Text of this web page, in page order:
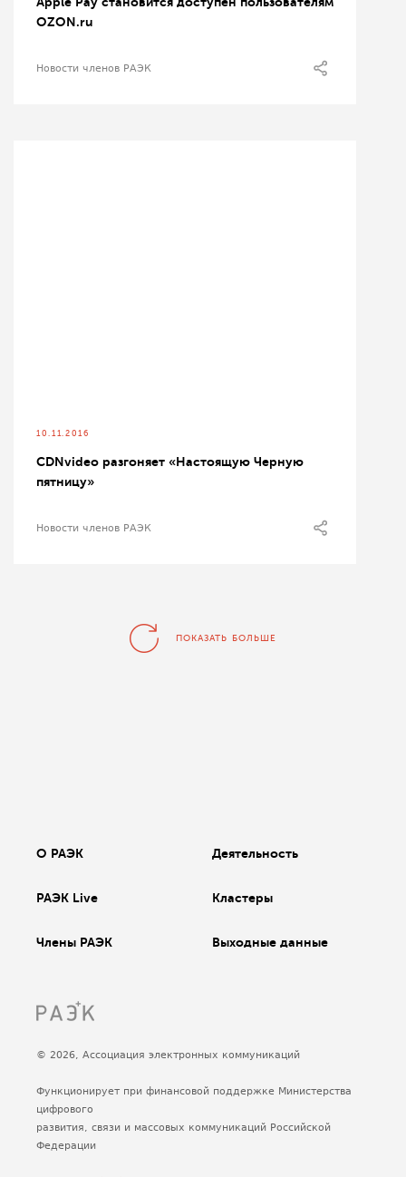
OZON.ru
Новости членов РАЭК
10.11.2016
CDNvideo разгоняет «Настоящую Черную
пятницу»
Новости членов РАЭК
ПОКАЗАТЬ БОЛЬШЕ
О РАЭК Деятельность
РАЭК Live Кластеры
Члены РАЭК Выходные данные
© 2026, Ассоциация электронных коммуникаций
Функционирует при финансовой поддержке Министерства
цифрового
развития, связи и массовых коммуникаций Российской
Федерации